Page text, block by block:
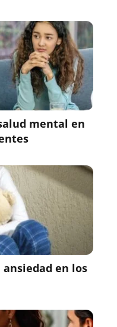
mental en
en los